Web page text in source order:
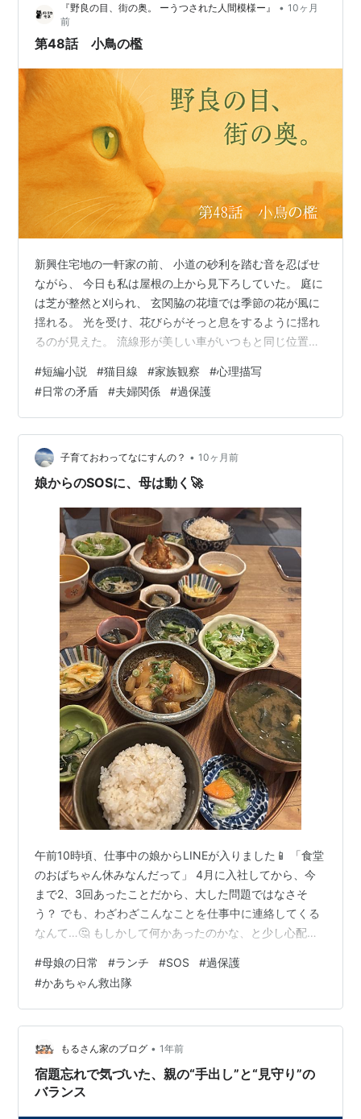
た。すると娘から「過保護だねぇ」とひとこと。そこで
私は「何と言われても、パパは今やれることをやるだ
け。いつかあなたは、家を出ていくわけだから、迎え…
『野良の目、街の奥。 ーうつされた人間模様ー』 • 10ヶ月
前
第48話 小鳥の檻
新興住宅地の一軒家の前、 小道の砂利を踏む音を忍ばせ
ながら、 今日も私は屋根の上から見下ろしていた。 庭に
は芝が整然と刈られ、 玄関脇の花壇では季節の花が風に
揺れる。 光を受け、花びらがそっと息をするように揺れ
るのが見えた。 流線形が美しい車がいつもと同じ位置に
い夫は、知的さを感じさせるメガネをかけ、 仕草のひと
つひとつから几帳面さが滲み出ていた。 小柄な妻が、ぎ
こちなく足を踏み入れる。 こげ茶色のロングヘアが風に
そよぎ、丸みを帯びたシルエットは、 夫とは対照的に柔
らかく、ほんのりと温もりを漂わせる。 夫はいつも手を
添え、 シートベルトの位…
#短編小説 #猫目線 #家族観察 #心理描写
#日常の矛盾 #夫婦関係 #過保護
子育ておわってなにすんの？ • 10ヶ月前
娘からのSOSに、母は動く🚀
午前10時頃、仕事中の娘からLINEが入りました📱 「食堂
のおばちゃん休みなんだって」 4月に入社してから、今
まで2、3回あったことだから、大した問題ではなさそ
う？ でも、わざわざこんなことを仕事中に連絡してくる
なんて…🤔 もしかして何かあったのかな、と少し心配に
うもないでしょう！ 近くで食べるなり、コンビニで買う
なり、オフィス街なんだから選択肢はたくさんあるは
ず…！ 「ひま？用事ある？」 「○○さんと食べに行くの
が嫌なんよ。でも、こういう時いつも一緒に行ってたか
ら…」 ああ、なるほど…！そういうことね😁 同僚の方に
は「たまたま母が近くにい…
#母娘の日常 #ランチ #SOS #過保護
#かあちゃん救出隊
もるさん家のブログ • 1年前
宿題忘れで気づいた、親の“手出し”と“見守り”の
バランス